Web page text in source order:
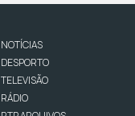
NOTÍCIAS
DESPORTO
TELEVISÃO
RÁDIO